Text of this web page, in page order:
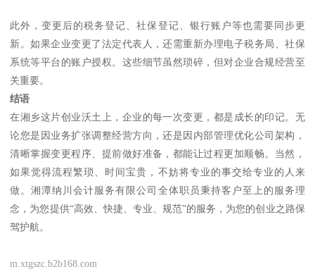
此外，变更后的税务登记、社保登记、银行账户等也需要同步更
新。如果企业变更了法定代表人，还需重新办理电子税务局、社保
系统等平台的账户授权。这些细节虽然琐碎，但对企业合规经营至
关重要。
结语
在湘乡这片创业沃土上，企业的每一次变更，都是成长的印记。无
论您是因业务扩张调整经营方向，还是因内部管理优化公司架构，
清晰掌握变更程序、提前做好准备，都能让过程更加顺畅。当然，
如果觉得流程繁琐、时间宝贵，不妨将专业的事交给专业的人来
做。湘潭纳川会计服务有限公司全体职员秉持客户至上的服务理
念，为您提供“高效、快捷、专业、规范”的服务，为您的创业之路保
驾护航。
m.xtgszc.b2b168.com